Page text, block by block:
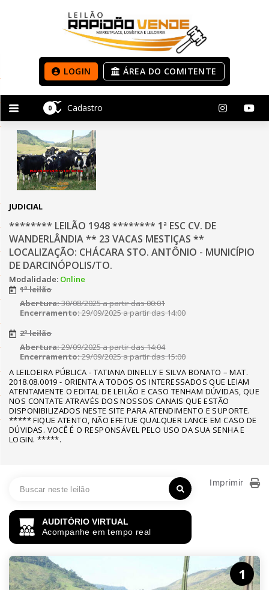
0 Cadastro
LOGIN ÁREA DO COMITENTE
JUDICIAL
******** LEILÃO 1948 ******** 1ª ESC CV. DE
WANDERLÂNDIA ** 23 VACAS MESTIÇAS **
LOCALIZAÇÃO: CHÁCARA STO. ANTÔNIO - MUNICÍPIO
DE DARCINÓPOLIS/TO.
Modalidade: Online
1º leilão
Abertura:30/08/2025 a partir das 00:01
Encerramento:29/09/2025 a partir das 14:00
2º leilão
Abertura:29/09/2025 a partir das 14:04
Encerramento:29/09/2025 a partir das 15:00
A LEILOEIRA PÚBLICA - TATIANA DINELLY E SILVA BONATO – MAT.
2018.08.0019 - ORIENTA A TODOS OS INTERESSADOS QUE LEIAM
ATENTAMENTE O EDITAL DE LEILÃO E CASO TENHAM DÚVIDAS, QUE
NOS CONTATE ATRAVÉS DOS NOSSOS CANAIS QUE ESTÃO
DISPONIBILIZADOS NESTE SITE PARA ATENDIMENTO E SUPORTE.
***** FIQUE ATENTO, NÃO EFETUE QUALQUER LANCE EM CASO DE
DÚVIDAS. VOCÊ É O RESPONSÁVEL PELO USO DA SUA SENHA E
LOGIN. *****.
AUDITÓRIO VIRTUAL
Acompanhe em tempo real
Imprimir
1